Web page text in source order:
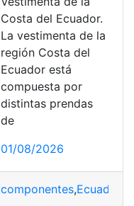
Costa del Ecuador.
La vestimenta de la
región Costa del
Ecuador está
compuesta por
distintas prendas
de
01/08/2026
componentes,Ecuador